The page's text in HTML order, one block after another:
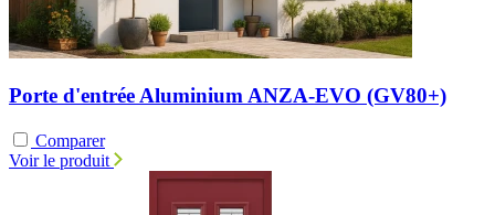
Porte d'entrée Aluminium ANZA-EVO (GV80+)
Comparer
Voir le produit